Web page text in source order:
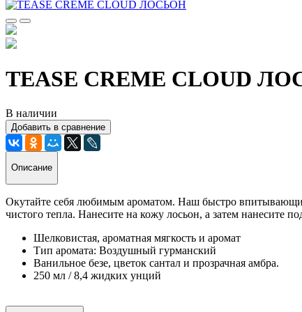
TEASE CREME CLOUD
В наличии
Добавить в сравнение
Описание
Окутайте себя любимым ароматом. Наш быстро
чистого тепла. Нанесите на кожу лосьон, а затем нанесите
Шелковистая, ароматная мягкость и аромат
Тип аромата: Воздушный гурманский
Ванильное безе, цветок сантал и прозрачная амбра.
250 мл / 8,4 жидких унций